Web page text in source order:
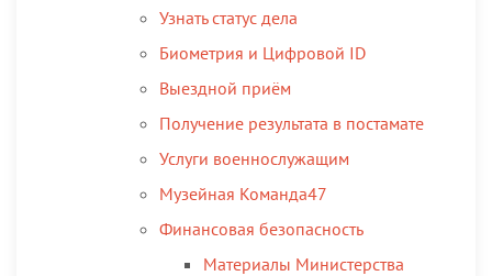
Узнать статус дела
Биометрия и Цифровой ID
Выездной приём
Получение результата в постамате
Услуги военнослужащим
Музейная Команда47
Финансовая безопасность
Материалы Министерства